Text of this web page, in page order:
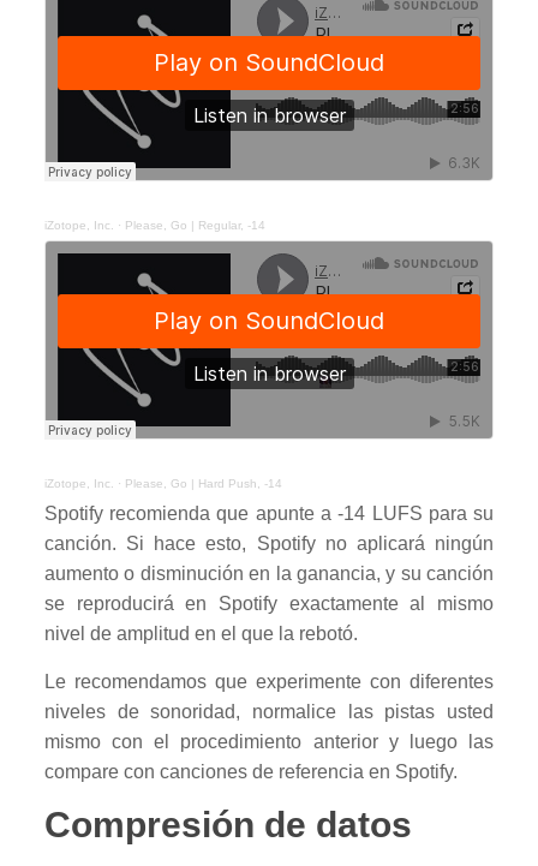
iZotope, Inc. · Please, Go | Regular, -14
iZotope, Inc. · Please, Go | Hard Push, -14
Spotify recomienda que apunte a -14 LUFS para su
canción. Si hace esto, Spotify no aplicará ningún
aumento o disminución en la ganancia, y su canción
se reproducirá en Spotify exactamente al mismo
nivel de amplitud en el que la rebotó.
Le recomendamos que experimente con diferentes
niveles de sonoridad, normalice las pistas usted
mismo con el procedimiento anterior y luego las
compare con canciones de referencia en Spotify.
Compresión de datos